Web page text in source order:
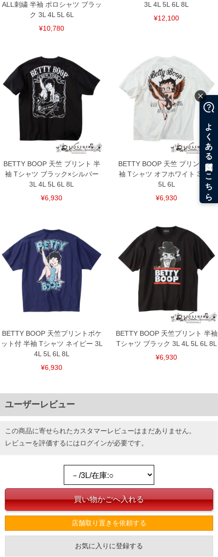
ALL刺繍 半袖 ポロシャツ ブラッ
ク 3L 4L 5L 6L
¥10,780
3L 4L 5L 6L 8L
¥12,100
BETTY BOOP 天竺 プリント 半
袖 Tシャツ ブラック×シルバー
3L 4L 5L 6L 8L
¥6,930
BETTY BOOP 天竺 プリント 半
袖 Tシャツ オフホワイト 3L 4L
5L 6L
¥6,930
BETTY BOOP 天竺プリントポケ
ット付 半袖 Tシャツ ネイビー 3L
4L 5L 6L 8L
¥6,930
BETTY BOOP 天竺プリント 半袖
Tシャツ ブラック 3L 4L 5L 6L 8L
¥6,930
ユーザーレビュー
この商品に寄せられたカスタマーレビューはまだありません。
レビューを評価するにはログインが必要です。
店舗取り置きを依頼する
お気に入りに登録する